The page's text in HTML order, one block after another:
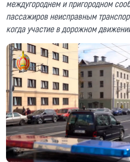
междугороднем и пригородном
пассажиров неисправным
когда участие в дорожном